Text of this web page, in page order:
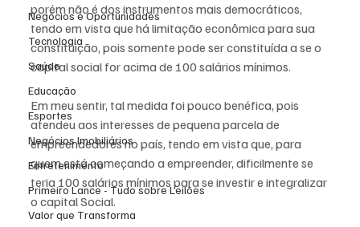
Negócios e Oportunidades
Tecnologia
Saúde
Educação
Esportes
Negócios Imobiliários
Entretenimento
Primeiro Lance - Tudo sobre Leilões
Valor que Transforma
porém não é dos instrumentos mais democráticos,
tendo em vista que há limitação econômica para sua
constituição, pois somente pode ser constituída a se o
capital social for acima de 100 salários mínimos.
Em meu sentir, tal medida foi pouco benéfica, pois
atendeu aos interesses de pequena parcela de
empreendedores no país, tendo em vista que, para
quem está começando a empreender, dificilmente se
teria 100 salários mínimos para se investir e integralizar
o capital Social.